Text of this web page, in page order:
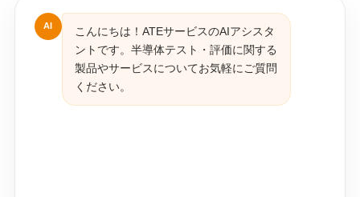
AI
こんにちは！ATEサービスのAIアシスタ
ントです。半導体テスト・評価に関する
製品やサービスについてお気軽にご質問
ください。